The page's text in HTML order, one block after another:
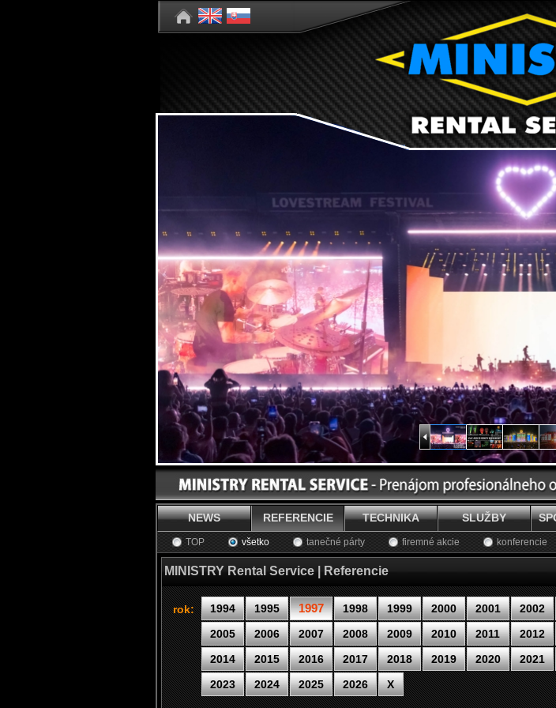
NEWS REFERENCIE TECHNIKA SLUŽBY
TOP všetko tanečné párty firemné akcie konferencie
MINISTRY Rental Service | Referencie
rok: 1994 1995 1997 1998 1999 2000 2001 2002
2005
2006 2007 2008 2009 2010 2011 2012
2014
2015 2016 2017 2018 2019 2020 2021
2023
2024 2025 2026 X